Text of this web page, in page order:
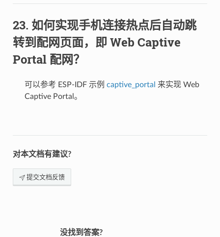
如何实现手机连接热点后自动跳
转到配网页面，即 Web Captive
Portal 配网？
可以参考 ESP-IDF 示例 captive_portal
来实现 Web
Captive Portal。
对本文档有建议?
提交文档反馈
没找到答案?